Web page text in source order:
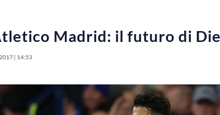
Madrid: il futuro di
| 14:53